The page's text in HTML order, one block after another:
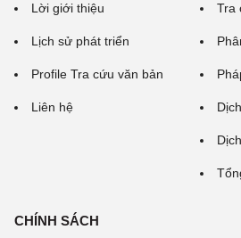
Lời giới thiệu
Lịch sử phát triển
Profile Tra cứu văn bản
Liên hệ
Tra
CHÍNH SÁCH